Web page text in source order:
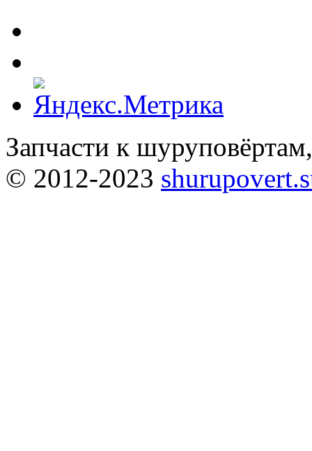
Запчасти к
© 2012-2023